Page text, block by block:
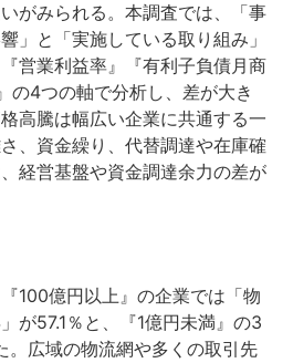
がみられる。本調査では、「事
」と「実施している取り組み」
営業利益率』『有利子負債月商
の4つの軸で分析し、差が大き
高騰は幅広い企業に共通する一
、資金繰り、代替調達や在庫確
経営基盤や資金調達余力の差が
100億円以上』の企業では「物
が57.1％と、『1億円未満』の3
。広域の物流網や多くの取引先